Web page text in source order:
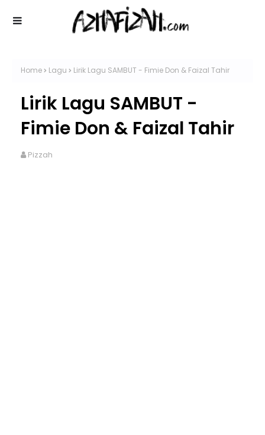
Home Lagu Lirik Lagu SAMBUT - Fimie Don & Faizal Tahir
Lirik Lagu SAMBUT -
Fimie Don & Faizal Tahir
Pizzah